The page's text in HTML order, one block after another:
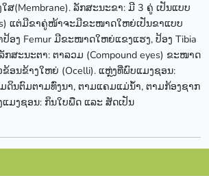
ສ(Membrane). ລັກສະນະຂາ: ມີ 3 ຄູ່ ເປັນແບບ
ແຕ່ມີຂາຄູ່ໜ້າຈະມີຂະໜາດໃຫຍ່ເປັນຂາແບບ
ປ້ອງ Femur ມີຂະໜາດໃຫຍ່ແຂງແຮງ, ປ້ອງ Tibia
ສະນະຕາ: ຕາລວມ (Compound eyes) ຂະໜາດ
ອນຂ້າງໃຫຍ່ (Ocelli). ແຫຼ່ງທີ່ພົບແມງຊອນ:
ດິນຕົມຕາມທົ່ງນາ, ຕາມແຄມແມ່ນໍ້າ, ຕາມກ້ອງຊາກ
ແມງຊອນ: ກິນໃບພືດ ແລະ ສັດເປັນ